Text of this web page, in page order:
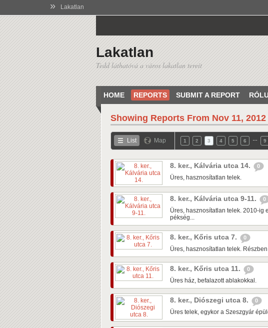
» Lakatlan
Lakatlan
Tedd láthatóvá a város lakatlan tereit
HOME REPORTS SUBMIT A REPORT
Showing Reports From Nov 11,
List Map 1 2 3 4 5 6 9
8. ker., Kálvária utca 14. 0
Üres, hasznosítatlan telek.
8. ker., Kálvária utca 9-11. 0
Üres, hasznosítatlan telek. 2010-ig
pékség...
8. ker., Kőris utca 7. 0
Üres, hasznosítatlan telek.
8. ker., Kőris utca 11. 0
Üres ház, befalazott ablakokkal.
8. ker., Diószegi utca 8. 0
Üres telek, egykor a Szeszgyár